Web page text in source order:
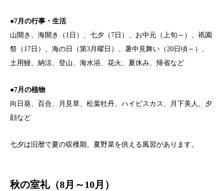
●7月の行事・生活
山開き、海開き（1日）、七夕（7日）、お中元（上旬～）、祇園
祭（17日）、海の日（第3月曜日）、暑中見舞い（20日頃～）、
土用鰻、納涼、登山、海水浴、花火、夏休み、帰省など
●7月の植物
向日葵、百合、月見草、松葉牡丹、ハイビスカス、月下美人、夕
顔など
七夕は旧暦で夏の収穫期。夏野菜を供える風習があります。
秋の室礼（8月～10月）